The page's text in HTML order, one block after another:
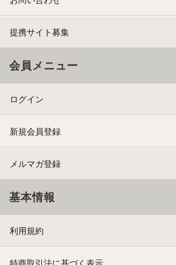
提携サイト募集
会員メニュー
ログイン
新規会員登録
メルマガ登録
基本情報
利用規約